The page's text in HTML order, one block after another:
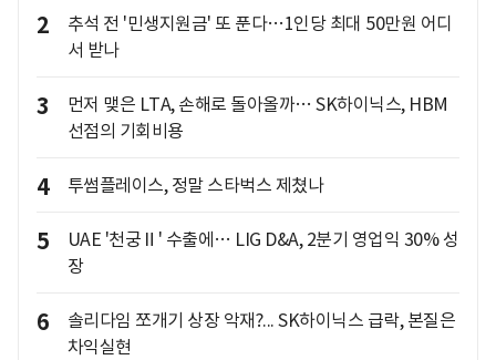
2
추석 전 '민생지원금' 또 푼다…1인당 최대 50만원 어디
서 받나
3
먼저 맺은 LTA, 손해로 돌아올까… SK하이닉스, HBM
선점의 기회비용
4 투썸플레이스, 정말 스타벅스 제쳤나
5
UAE '천궁Ⅱ' 수출에… LIG D&A, 2분기 영업익 30% 성
장
6
솔리다임 쪼개기 상장 악재?... SK하이닉스 급락, 본질은
차익실현